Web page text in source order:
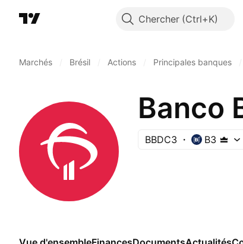
Chercher
Marchés Brésil Actions Principales banques
Banco
BBDC3 B3